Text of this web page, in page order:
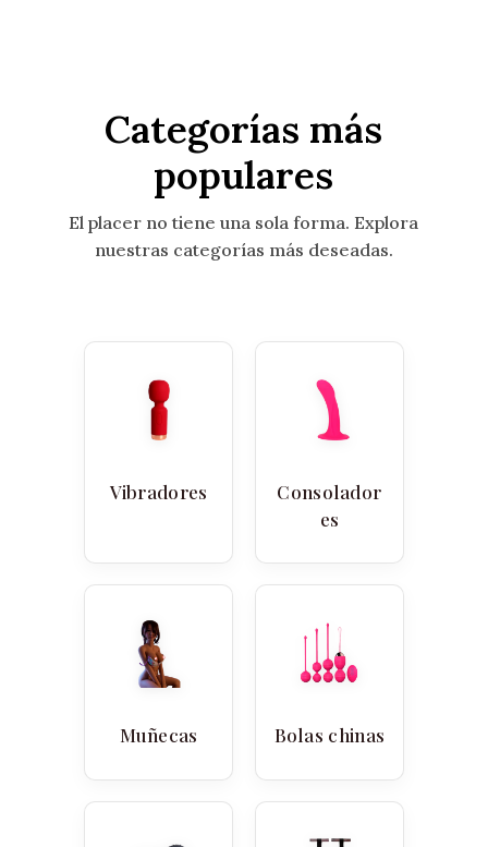
Categorías más
populares
El placer no tiene una sola forma. Explora
nuestras categorías más deseadas.
Vibradores
Consolador
es
Muñecas Bolas chinas